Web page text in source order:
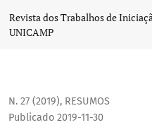
Ensino de sociologia na
Revista dos Trabalhos de
UNICAMP
N. 27 (2019), RESUMOS
Publicado 2019-11-30